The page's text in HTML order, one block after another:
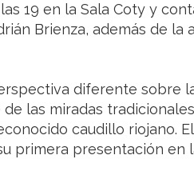
19 en la Sala Coty y
Brienza, además de la
diferente sobre
las miradas
caudillo riojano.
primera presentación en